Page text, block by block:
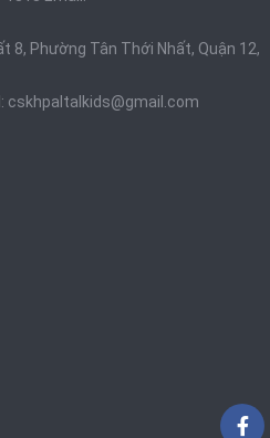
8, Phường Tân Thới Nhất, Quận 12,
cskhpaltalkids@gmail.com